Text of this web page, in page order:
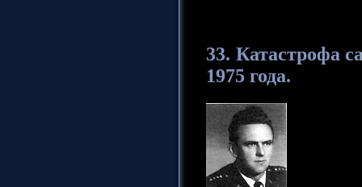
33. Катастрофа
1975 года.